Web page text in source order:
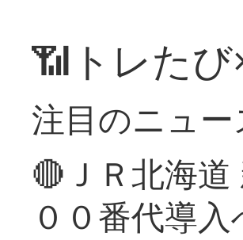
📶トレた
注目のニュー
🔴ＪＲ北海
００番代導入